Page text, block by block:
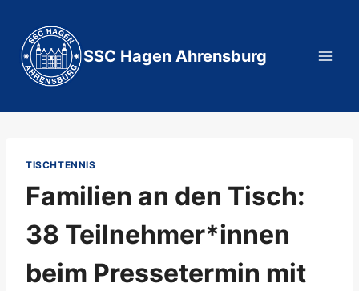
Inhalt
springen
SSC Hagen Ahrensburg
TISCHTENNIS
Familien an den Tisch:
38 Teilnehmer*innen
beim Pressetermin mit